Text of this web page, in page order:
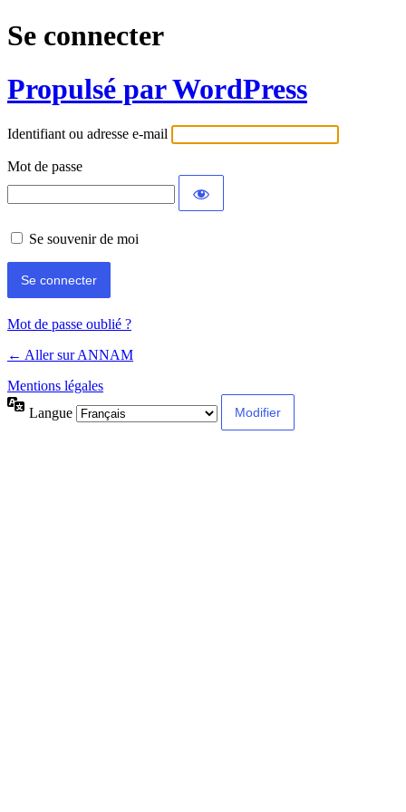
Se connecter
Propulsé par WordPress
Identifiant ou adresse e-mail
Mot de passe
Se souvenir de moi
Mot de passe oublié ?
← Aller sur ANNAM
Mentions légales
Langue